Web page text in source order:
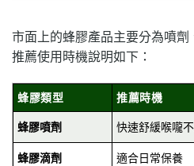
市面上的蜂膠產品主要分為噴劑
推薦使用時機說明如下：
蜂膠類型 推薦時機
蜂膠噴劑 快速舒緩喉嚨
蜂膠滴劑 適合日常保養